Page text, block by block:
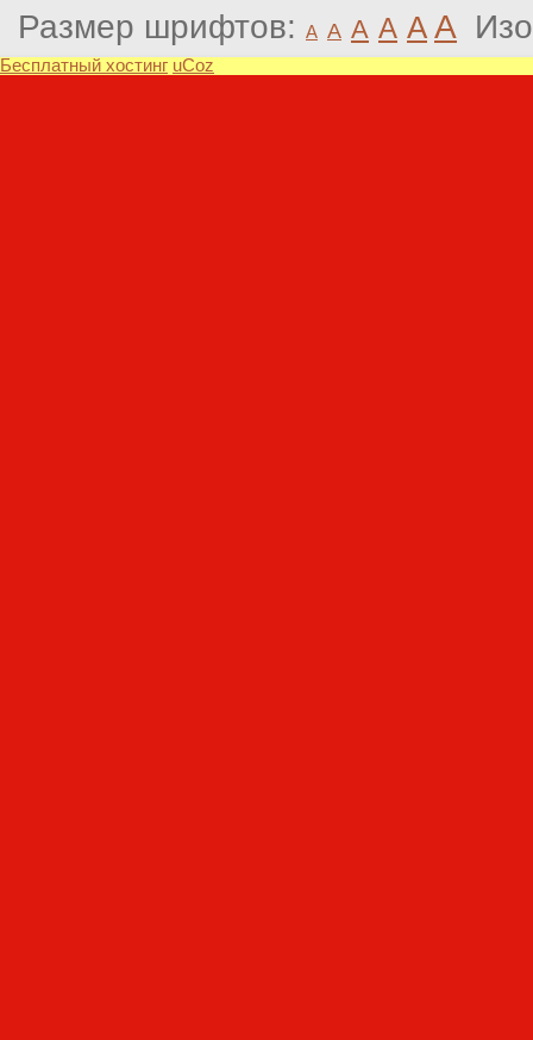
Размер шрифтов: A A A A A A
Бесплатный хостинг uCoz